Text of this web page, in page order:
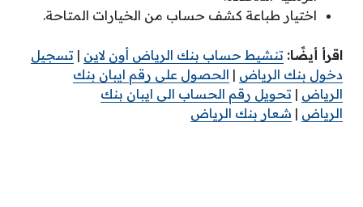
اختيار طباعة كشف حساب من الخيارات المتاحة.
اقرأ أيضًا: تنشيط حساب بنك الرياض أون لاين | تسجيل
دخول بنك الرياض | الحصول على رقم ايبان بنك
الرياض | تحويل رقم الحساب الى ايبان بنك
الرياض | شعار بنك الرياض